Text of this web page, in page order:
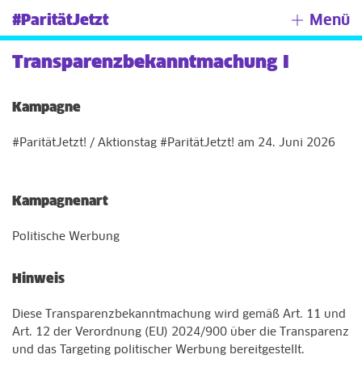
#ParitätJetzt Menü
Transparenzbekanntmachung I
Kampagne
#ParitätJetzt! / Aktionstag #ParitätJetzt! am 24. Juni 2026
Kampagnenart
Politische Werbung
Hinweis
Diese Transparenzbekanntmachung wird gemäß Art. 11 und
Art. 12 der Verordnung (EU) 2024/900 über die Transparenz
und das Targeting politischer Werbung bereitgestellt.